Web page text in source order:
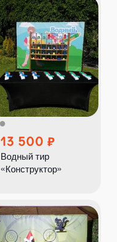
13 500
Водный тир
«Конструктор»